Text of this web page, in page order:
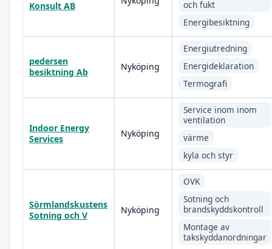
Konsult AB
och fukt
Energibesiktning
pedersen
besiktning Ab
Nyköping
Energiutredning
Energideklaration
Termografi
Indoor Energy
Services
Nyköping
Service inom inom
ventilation
värme
kyla och styr
Sörmlandskustens
Sotning och V
Nyköping
OVK
Sotning och
brandskyddskontroll
Montage av
takskyddanordningar